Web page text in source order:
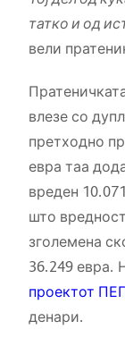
татко и од
вели
влезе со
претходно
евра таа
вреден
што
зголемена
36.249 евра.
проектот
денари.